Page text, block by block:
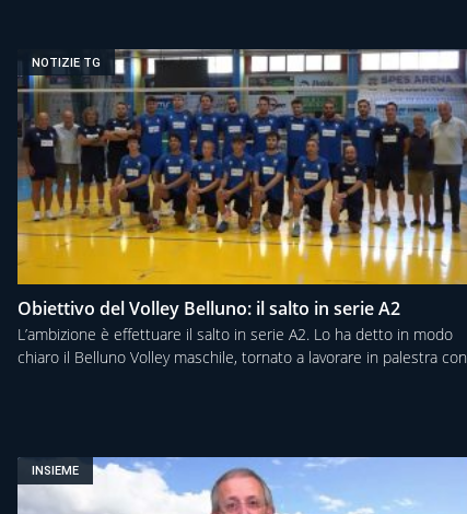
NOTIZIE TG
Obiettivo del Volley Belluno: il salto in serie A2
L’ambizione è effettuare il salto in serie A2. Lo ha detto in modo
chiaro il Belluno Volley maschile, tornato a lavorare in palestra
INSIEME